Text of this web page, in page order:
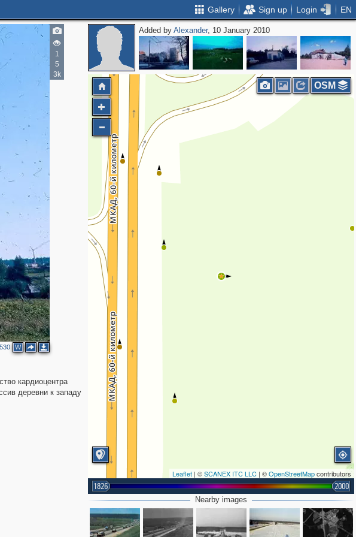
Gallery Sign up Login EN
1
5
3k
W
кардиоцентра
деревни к западу
Added byAlexander, 10 January 2010
Leaflet | ©SCANEX ITC LLC | ©OpenStreetMapcontributors
1826 2000
OSM
Nearby images